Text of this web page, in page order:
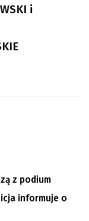
i
z podium
informuje o